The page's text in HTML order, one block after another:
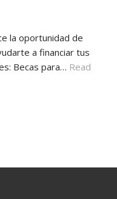
la oportunidad de
a financiar tus
Becas para… Read